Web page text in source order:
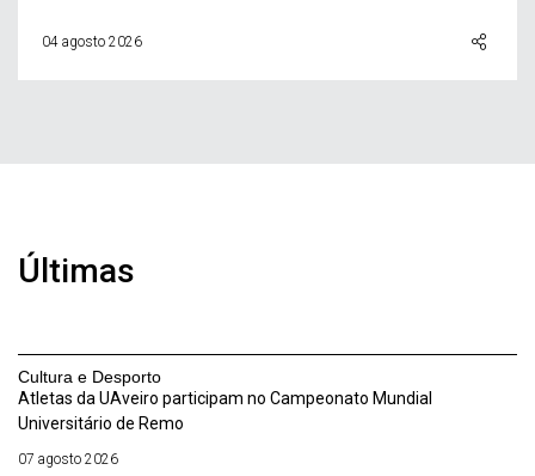
04 agosto 2026
Últimas
Cultura e Desporto
Atletas da UAveiro participam no Campeonato Mundial
Universitário de Remo
07 agosto 2026